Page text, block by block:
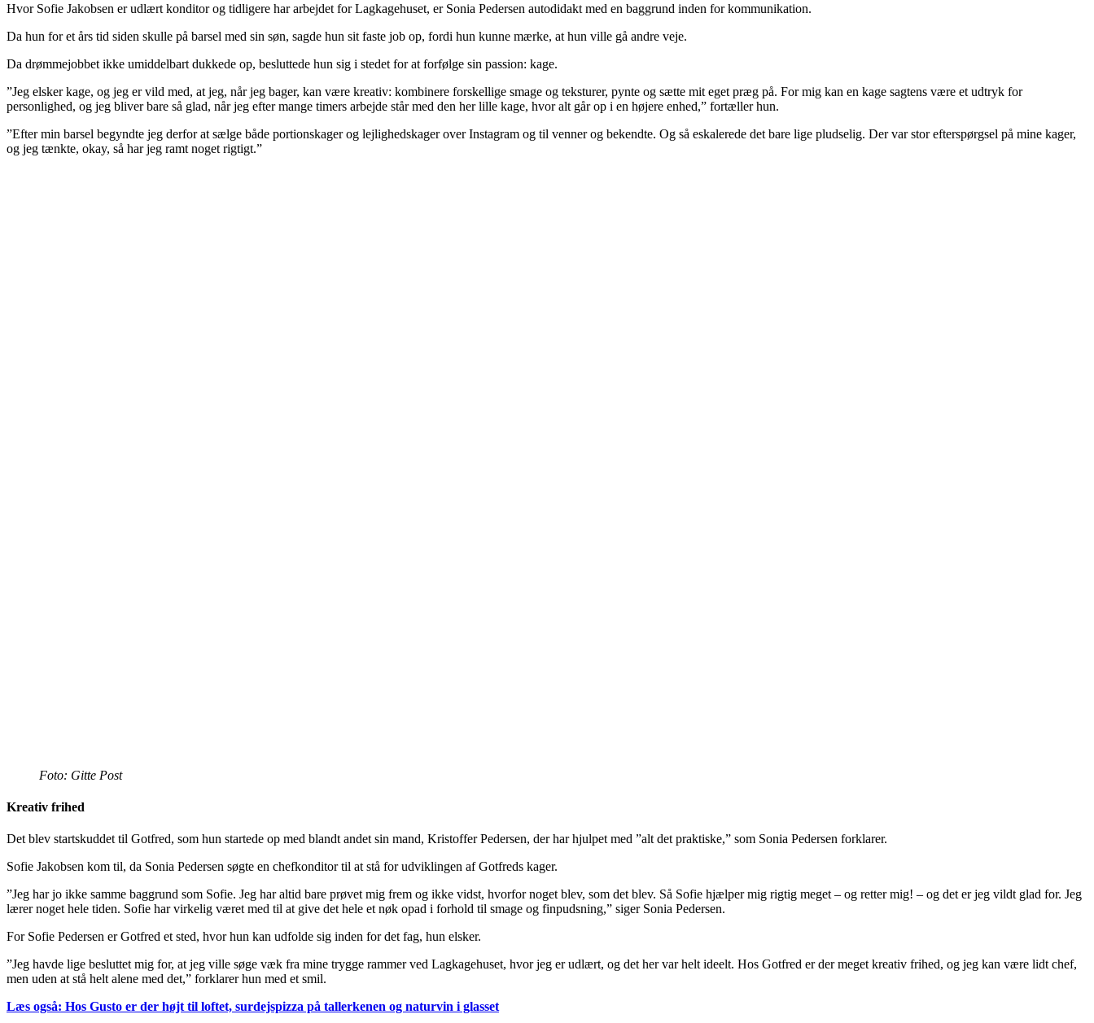
Hvor Sofie Jakobsen er udlært konditor og tidligere har arbejdet for Lagkagehuset, er Sonia Pedersen autodidakt med en baggrund inden for kommunikation.
Da hun for et års tid siden skulle på barsel med sin søn, sagde hun sit faste job op, fordi hun kunne mærke, at hun ville gå andre veje.
Da drømmejobbet ikke umiddelbart dukkede op, besluttede hun sig i stedet for at forfølge sin passion: kage.
”Jeg elsker kage, og jeg er vild med, at jeg, når jeg bager, kan være kreativ: kombinere forskellige smage og teksturer, pynte og sætte mit eget præg på. For mig kan en kage sagtens være et udtryk for
personlighed, og jeg bliver bare så glad, når jeg efter mange timers arbejde står med den her lille kage, hvor alt går op i en højere enhed,” fortæller hun.
”Efter min barsel begyndte jeg derfor at sælge både portionskager og lejlighedskager over Instagram og til venner og bekendte. Og så eskalerede det bare lige pludselig. Der var stor efterspørgsel på mine kager,
og jeg tænkte, okay, så har jeg ramt noget rigtigt.”
Foto: Gitte Post
Kreativ frihed
Det blev startskuddet til Gotfred, som hun startede op med blandt andet sin mand, Kristoffer Pedersen, der har hjulpet med ”alt det praktiske,” som Sonia Pedersen forklarer.
Sofie Jakobsen kom til, da Sonia Pedersen søgte en chefkonditor til at stå for udviklingen af Gotfreds kager.
”Jeg har jo ikke samme baggrund som Sofie. Jeg har altid bare prøvet mig frem og ikke vidst, hvorfor noget blev, som det blev. Så Sofie hjælper mig rigtig meget – og retter mig! – og det er jeg vildt glad for. Jeg
lærer noget hele tiden. Sofie har virkelig været med til at give det hele et nøk opad i forhold til smage og finpudsning,” siger Sonia Pedersen.
For Sofie Pedersen er Gotfred et sted, hvor hun kan udfolde sig inden for det fag, hun elsker.
”Jeg havde lige besluttet mig for, at jeg ville søge væk fra mine trygge rammer ved Lagkagehuset, hvor jeg er udlært, og det her var helt ideelt. Hos Gotfred er der meget kreativ frihed, og jeg kan være lidt chef,
men uden at stå helt alene med det,” forklarer hun med et smil.
Læs også: Hos Gusto er der højt til loftet, surdejspizza på tallerkenen og naturvin i glasset